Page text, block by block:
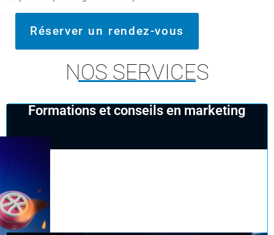
Réserver un rendez-vous
NOS SERVICES
Formations et conseils en marketing